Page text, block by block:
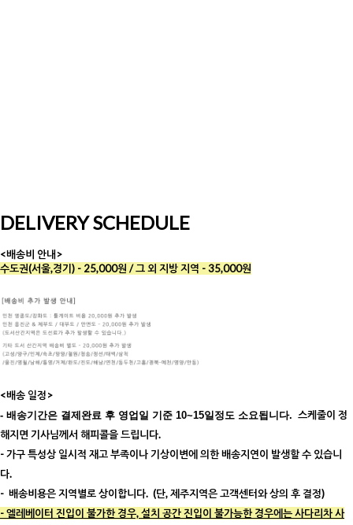
DELIVERY SCHEDULE
<배송비 안내>
수도권(서울,경기) - 25,000원 / 그 외 지방 지역 - 35,000원
<배송 일정>
- 배송기간은 결제완료 후 영업일 기준 10~15일정도 소요됩니다. 스케줄이 정
해지면 기사님께서 해피콜을 드립니다.
- 가구 특성상 일시적 재고 부족이나 기상이변에 의한 배송지연이 발생할 수 있습니
다.
- 배송비용은 지역별로 상이합니다. (단, 제주지역은 고객센터와 상의 후 결정)
- 엘레베이터 진입이 불가한 경우, 설치 공간 진입이 불가능한 경우에는 사다리차 사